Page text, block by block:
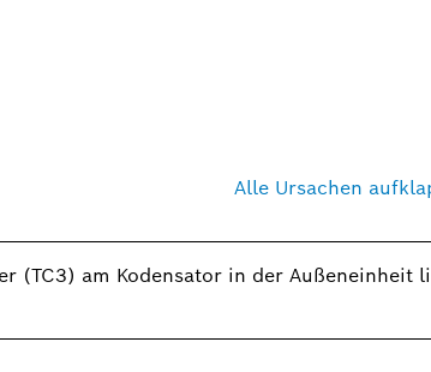
Alle Ursachen
(TC3) am Kodensator in der Außeneinheit